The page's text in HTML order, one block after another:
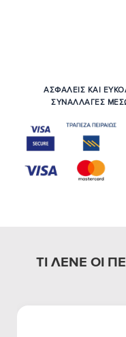
ΑΣΦΑΛΕΙΣ ΚΑΙ
ΣΥΝΑΛΛΑΓΕΣ
ΤΙ ΛΕΝΕ ΟΙ